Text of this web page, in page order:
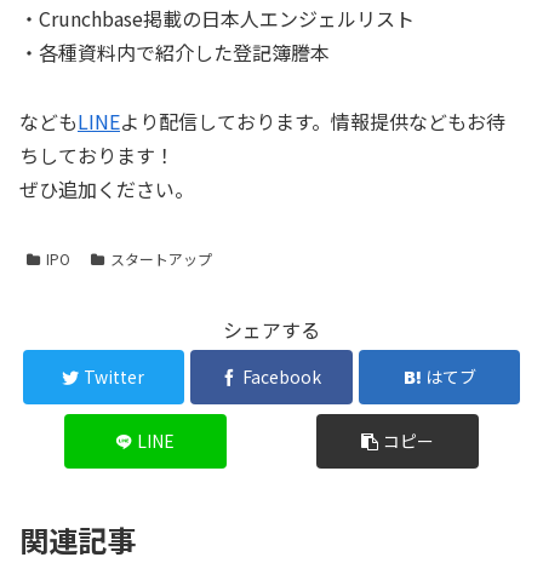
・Crunchbase掲載の日本人エンジェルリスト
・各種資料内で紹介した登記簿謄本
などもLINEより配信しております。情報提供などもお待
ちしております！
ぜひ追加ください。
IPO スタートアップ
シェアする
Twitter Facebook はてブ
LINE コピー
関連記事